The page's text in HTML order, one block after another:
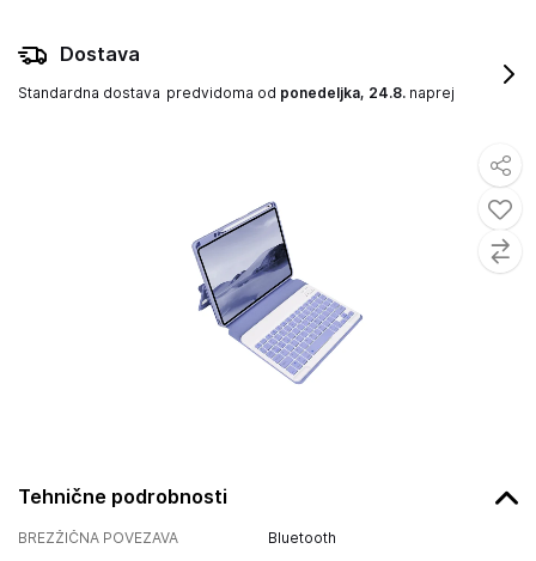
Tehnične podrobnosti
BREZŽIČNA POVEZAVA
Bluetooth
Dostava
Standardna dostava predvidoma od ponedeljka, 24.8. naprej